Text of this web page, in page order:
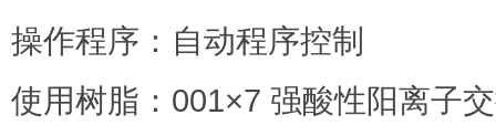
操作程序：自动程序控制
使用树脂：001×7 强酸性阳离子